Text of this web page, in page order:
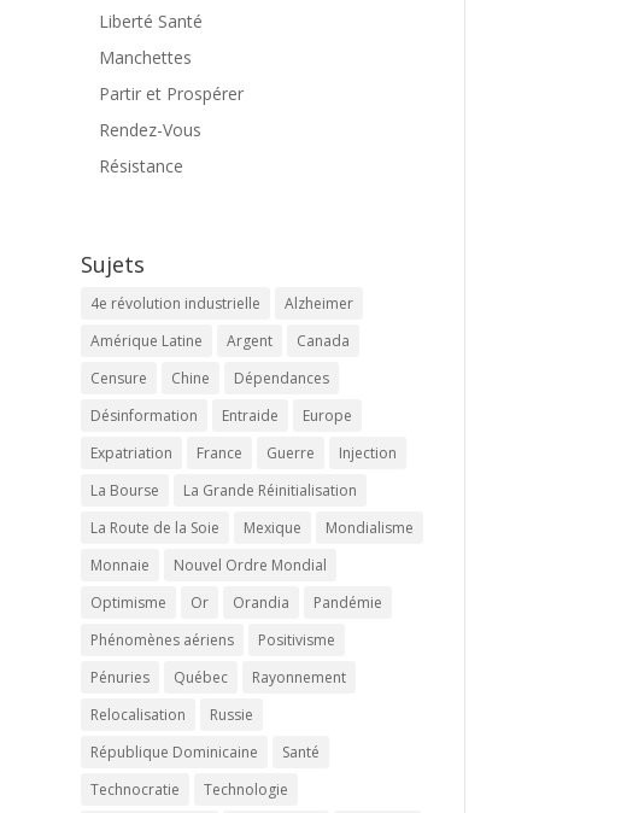
Liberté Santé
Manchettes
Partir et Prospérer
Rendez-Vous
Résistance
Sujets
4e révolution industrielle
Alzheimer
Amérique Latine
Argent
Canada
Censure
Chine
Dépendances
Désinformation
Entraide
Europe
Expatriation
France Guerre
Injection
La Bourse
La Grande Réinitialisation
La Route de la Soie
Mexique
Mondialisme
Monnaie
Nouvel Ordre Mondial
Optimisme
Or Orandia
Pandémie
Phénomènes aériens
Positivisme
Pénuries
Québec
Rayonnement
Relocalisation
Russie
République Dominicaine
Santé
Technocratie
Technologie